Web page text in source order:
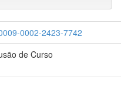
0002-2423-7742
de Curso